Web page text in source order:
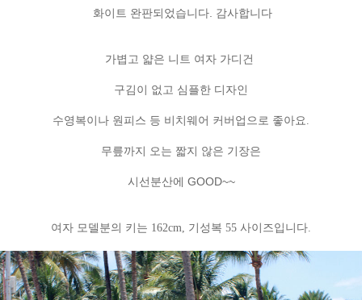
화이트 완판되었습니다. 감사합니다
가볍고 얇은 니트 여자 가디건
구김이 없고 심플한 디자인
수영복이나 원피스 등 비치웨어 커버업으로 좋아요.
무릎까지 오는 짧지 않은 기장은
시선분산에 GOOD~~
여자 모델분의 키는 162cm, 기성복 55 사이즈입니다.